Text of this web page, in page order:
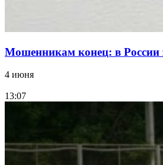
Мошенникам конец: в России
4 июня
13:07